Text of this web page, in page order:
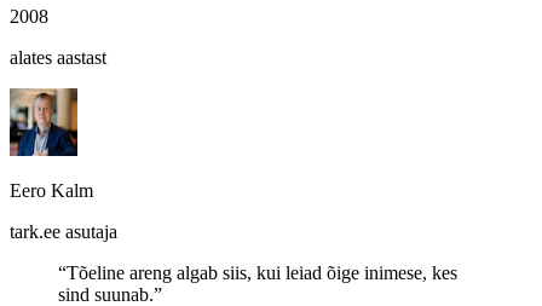
2008
alates aastast
Eero Kalm
tark.ee asutaja
“Tõeline areng algab siis, kui leiad õige inimese, kes
sind suunab.”